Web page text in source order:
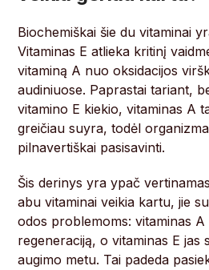
Biochemiškai šie du vitaminai
Vitaminas E atlieka kritinį
vitaminą A nuo oksidacijos
audiniuose. Paprastai tariant,
vitamino E kiekio, vitaminas A
greičiau suyra, todėl
pilnavertiškai pasisavinti.
Šis derinys yra ypač
abu vitaminai veikia kartu, jie
odos problemoms: vitaminas A
regeneraciją, o vitaminas E jas
augimo metu. Tai padeda